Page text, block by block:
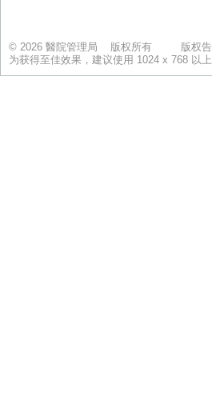
© 2026 醫院管理局 版权所有 版权
为获得至佳效果，建议使用 1024 x 768 以